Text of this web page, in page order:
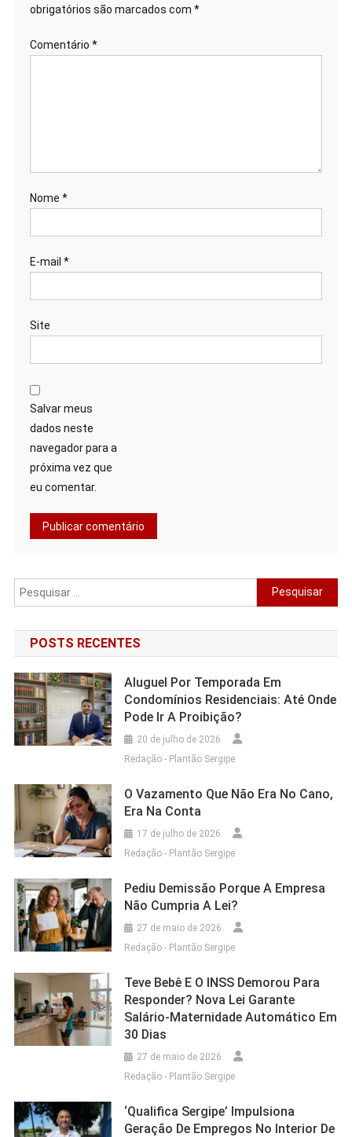
obrigatórios são marcados com *
Comentário *
Nome *
E-mail *
Site
Salvar meus
dados neste
navegador para a
próxima vez que
eu comentar.
Pesquisar
por:
POSTS RECENTES
Aluguel Por Temporada Em
Condomínios Residenciais: Até Onde
Pode Ir A Proibição?
20 de julho de 2026
Redação - Plantão Sergipe
O Vazamento Que Não Era No Cano,
Era Na Conta
17 de julho de 2026
Redação - Plantão Sergipe
Pediu Demissão Porque A Empresa
Não Cumpria A Lei?
27 de maio de 2026
Redação - Plantão Sergipe
Teve Bebê E O INSS Demorou Para
Responder? Nova Lei Garante
Salário-Maternidade Automático Em
30 Dias
27 de maio de 2026
Redação - Plantão Sergipe
‘Qualifica Sergipe’ Impulsiona
Geração De Empregos No Interior De